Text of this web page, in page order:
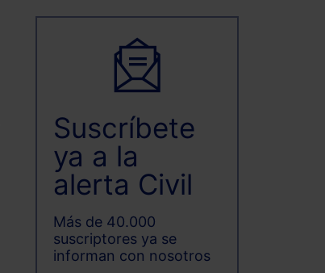
Suscríbete
ya a la
alerta Civil
Más de 40.000
suscriptores ya se
informan con nosotros